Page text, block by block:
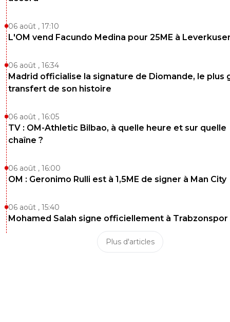
06 août , 17:10
L'OM vend Facundo Medina pour 25ME à
06 août , 16:34
Madrid officialise la signature de Diomande, le plus
transfert de son histoire
06 août , 16:05
TV : OM-Athletic Bilbao, à quelle heure et sur quelle
chaîne ?
06 août , 16:00
OM : Geronimo Rulli est à 1,5ME de signer à Man City
06 août , 15:40
Mohamed Salah signe officiellement à Trabzonspor
Plus d'articles